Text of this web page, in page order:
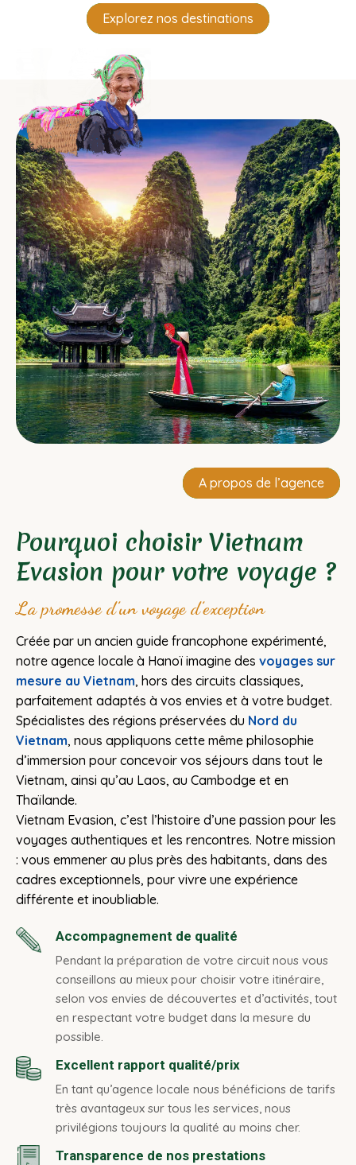
Explorez nos destinations
A propos de l’agence
Pourquoi choisir Vietnam
Evasion pour votre voyage ?
La promesse d’un voyage d’exception
Créée par un ancien guide francophone expérimenté,
notre agence locale à Hanoï imagine des voyages sur
mesure au Vietnam, hors des circuits classiques,
parfaitement adaptés à vos envies et à votre budget.
Spécialistes des régions préservées du Nord du
Vietnam, nous appliquons cette même philosophie
d’immersion pour concevoir vos séjours dans tout le
Vietnam, ainsi qu’au Laos, au Cambodge et en
Thaïlande.
Vietnam Evasion, c’est l’histoire d’une passion pour les
voyages authentiques et les rencontres. Notre mission
: vous emmener au plus près des habitants, dans des
cadres exceptionnels, pour vivre une expérience
différente et inoubliable.
Accompagnement de qualité
Pendant la préparation de votre circuit nous vous
conseillons au mieux pour choisir votre itinéraire,
selon vos envies de découvertes et d’activités, tout
en respectant votre budget dans la mesure du
possible.
Excellent rapport qualité/prix
En tant qu’agence locale nous bénéficions de tarifs
très avantageux sur tous les services, nous
privilégions toujours la qualité au moins cher.
Transparence de nos prestations